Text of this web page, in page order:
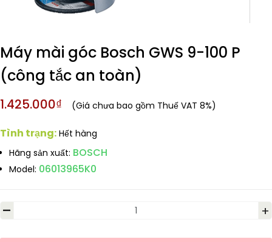
Máy mài góc Bosch GWS 9-100 P
(công tắc an toàn)
1.425.000₫ (Giá chưa bao gồm Thuế VAT 8%)
Tình trạng: Hết hàng
Hãng sản xuất: BOSCH
Model: 06013965K0
- +